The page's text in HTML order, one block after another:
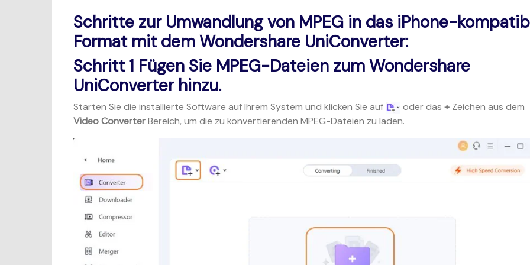
Schritte zur Umwandlung von MPEG in das iPhone-
Format mit dem Wondershare UniConverter:
Schritt 1 Fügen Sie MPEG-Dateien zum Wondershare
UniConverter hinzu.
Starten Sie die installierte Software auf Ihrem System und klicken Sie auf oder das+ Zeichen aus dem
Video ConverterBereich, um die zu konvertierenden MPEG-Dateien zu laden.